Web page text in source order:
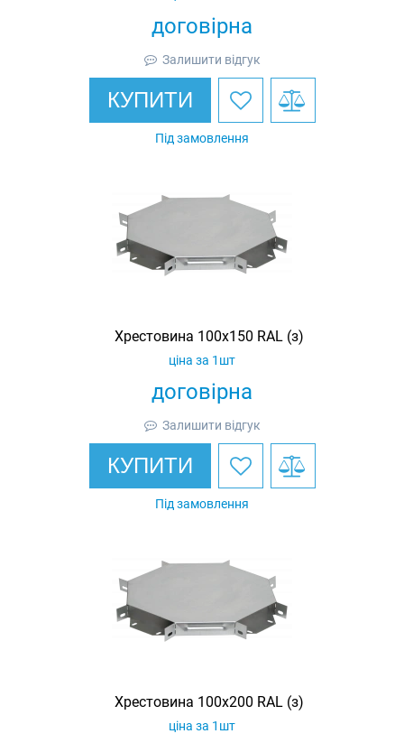
договірна
Залишити відгук
КУПИТИ
Під замовлення
Хрестовина 100х150 RAL (з)
договірна
ціна за 1шт
Залишити відгук
КУПИТИ
Під замовлення
Хрестовина 100х200 RAL (з)
ціна за 1шт